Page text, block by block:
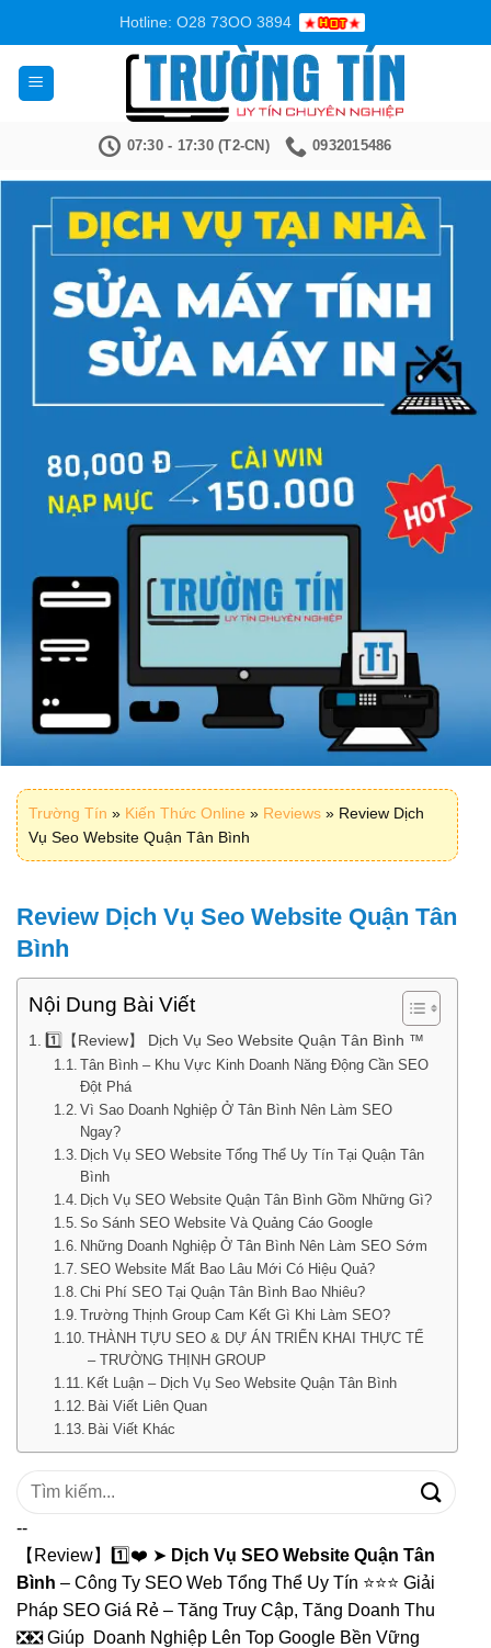
nội
dung
Hotline: O28 73OO 3894
07:30 - 17:30 (T2-CN) 0932015486
Trường Tín » Kiến Thức Online » Reviews » Review Dịch
Vụ Seo Website Quận Tân Bình
Review Dịch Vụ Seo Website Quận Tân
Bình
Nội Dung Bài Viết
1️⃣【Review】 Dịch Vụ Seo Website Quận Tân Bình ™
Tân Bình – Khu Vực Kinh Doanh Năng Động Cần SEO
Đột Phá
Vì Sao Doanh Nghiệp Ở Tân Bình Nên Làm SEO
Ngay?
Dịch Vụ SEO Website Tổng Thể Uy Tín Tại Quận Tân
Bình
Dịch Vụ SEO Website Quận Tân Bình Gồm Những Gì?
So Sánh SEO Website Và Quảng Cáo Google
Những Doanh Nghiệp Ở Tân Bình Nên Làm SEO Sớm
SEO Website Mất Bao Lâu Mới Có Hiệu Quả?
Chi Phí SEO Tại Quận Tân Bình Bao Nhiêu?
Trường Thịnh Group Cam Kết Gì Khi Làm SEO?
THÀNH TỰU SEO & DỰ ÁN TRIỂN KHAI THỰC TẾ
– TRƯỜNG THỊNH GROUP
Kết Luận – Dịch Vụ Seo Website Quận Tân Bình
Bài Viết Liên Quan
Bài Viết Khác
Tìm
--
【Review】1️⃣❤️ ➤ Dịch Vụ SEO Website Quận Tân
Bình – Công Ty SEO Web Tổng Thể Uy Tín ⭐⭐⭐ Giải
Pháp SEO Giá Rẻ – Tăng Truy Cập, Tăng Doanh Thu
❎❎ Giúp Doanh Nghiệp Lên Top Google Bền Vững